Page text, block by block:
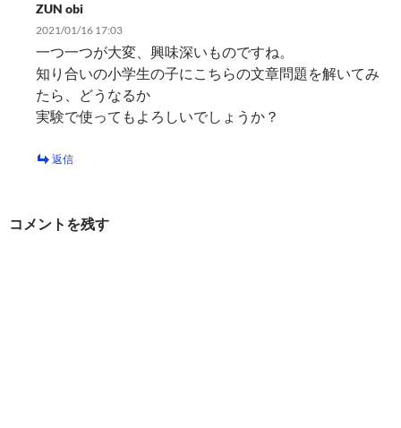
ZUN obi
2021/01/16 17:03
一つ一つが大変、興味深いものですね。
知り合いの小学生の子にこちらの文章問題を解いてみ
たら、どうなるか
実験で使ってもよろしいでしょうか？
返信
コメントを残す